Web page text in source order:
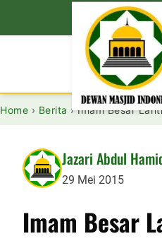
Home › Berita ›Imam Besar
Jazari Abdul
29 Mei 2015
Imam Besar